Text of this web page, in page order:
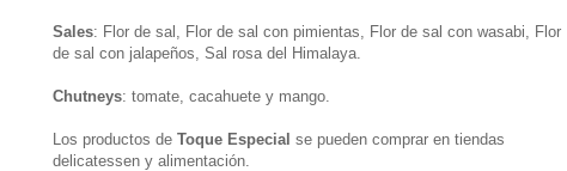
Sales: Flor de sal, Flor de sal con pimientas, Flor de sal con wasabi, Flor
de sal con jalapeños, Sal rosa del Himalaya.
Chutneys: tomate, cacahuete y mango.
Los productos de Toque Especial se pueden comprar en tiendas
delicatessen y alimentación.